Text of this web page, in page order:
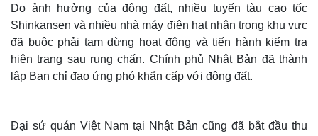
Do ảnh hưởng của động đất, nhiều tuyến tàu cao tốc
Shinkansen và nhiều nhà máy điện hạt nhân trong khu vực
đã buộc phải tạm dừng hoạt động và tiến hành kiểm tra
hiện trạng sau rung chấn. Chính phủ Nhật Bản đã thành
lập Ban chỉ đạo ứng phó khẩn cấp với động đất.
Đại sứ quán Việt Nam tại Nhật Bản cũng đã bắt đầu thu